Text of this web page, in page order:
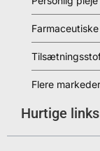
Flere markeder
Hurtige links